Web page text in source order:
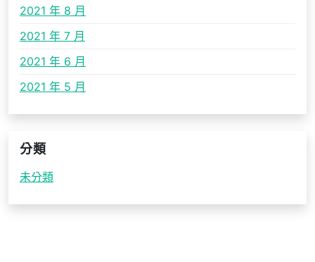
2021 年 8 月
2021 年 7 月
2021 年 6 月
2021 年 5 月
分類
未分類